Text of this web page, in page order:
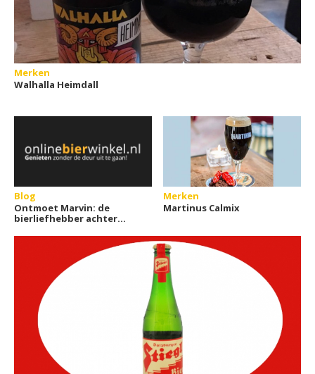
Merken
Walhalla Heimdall
Blog
Ontmoet Marvin: de
bierliefhebber achter
Merken
Martinus Calmix